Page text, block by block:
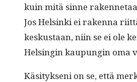
kuin mitä sinne
Jos Helsin­ki ei raken­na
keskus­taan, niin se ei ole
Helsin­gin kaupun­gin oma
Käsi­tyk­seni on se, että